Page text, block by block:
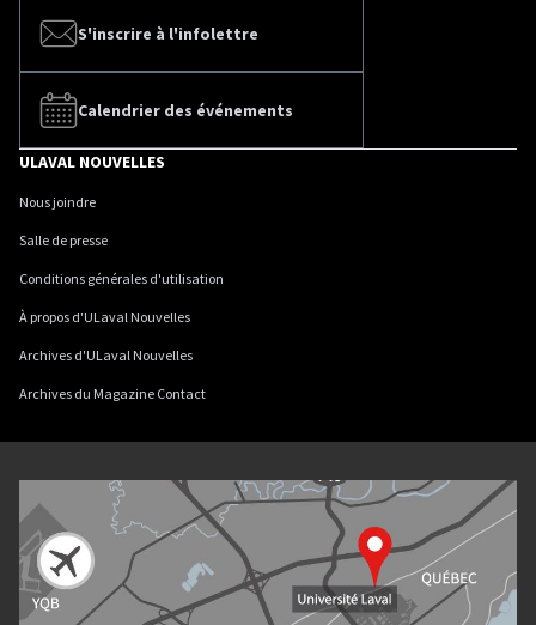
S'inscrire à l'infolettre
Calendrier des événements
ULAVAL NOUVELLES
Nous joindre
Salle de presse
Conditions générales d'utilisation
À propos d'ULaval Nouvelles
Archives d'ULaval Nouvelles
Archives du Magazine Contact